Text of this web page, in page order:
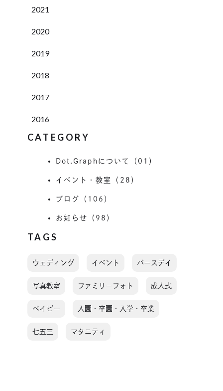
2021
2020
2019
2018
2017
2016
CATEGORY
Dot.Graphについて（01）
イベント・教室（28）
ブログ（106）
お知らせ（98）
TAGS
ウェディング イベント バースデイ
写真教室 ファミリーフォト 成人式
ベイビー 入園・卒園・入学・卒業
七五三 マタニティ